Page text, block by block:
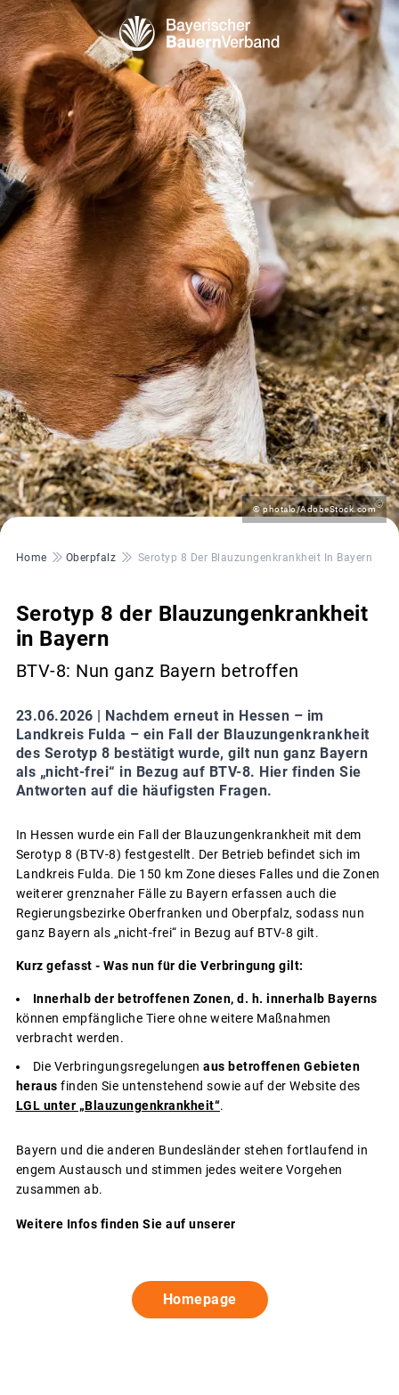
© photalo/AdobeStock.com©
Pfadnavigation
Home Oberpfalz Serotyp 8 Der Blauzungenkrankheit In Bayern
Serotyp 8 der Blauzungenkrankheit
in Bayern
BTV-8: Nun ganz Bayern betroffen
23.06.2026 | Nachdem erneut in Hessen – im
Landkreis Fulda – ein Fall der Blauzungenkrankheit
des Serotyp 8 bestätigt wurde, gilt nun ganz Bayern
als „nicht-frei“ in Bezug auf BTV-8. Hier finden Sie
Antworten auf die häufigsten Fragen.
In Hessen wurde ein Fall der Blauzungenkrankheit mit dem
Serotyp 8 (BTV-8) festgestellt. Der Betrieb befindet sich im
Landkreis Fulda. Die 150 km Zone dieses Falles und die Zonen
weiterer grenznaher Fälle zu Bayern erfassen auch die
Regierungsbezirke Oberfranken und Oberpfalz, sodass nun
ganz Bayern als „nicht-frei“ in Bezug auf BTV-8 gilt.
Kurz gefasst - Was nun für die Verbringung gilt:
Innerhalb der betroffenen Zonen, d. h. innerhalb Bayerns
können empfängliche Tiere ohne weitere Maßnahmen
verbracht werden.
Die Verbringungsregelungen aus betroffenen Gebieten
heraus finden Sie untenstehend sowie auf der Website des
LGL unter „Blauzungenkrankheit“.
Bayern und die anderen Bundesländer stehen fortlaufend in
engem Austausch und stimmen jedes weitere Vorgehen
zusammen ab.
Weitere Infos finden Sie auf unserer
Homepage